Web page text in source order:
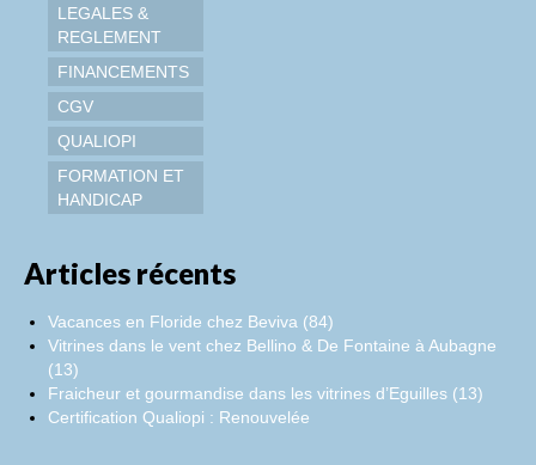
LEGALES &
REGLEMENT
FINANCEMENTS
CGV
QUALIOPI
FORMATION ET
HANDICAP
Articles récents
Vacances en Floride chez Beviva (84)
Vitrines dans le vent chez Bellino & De Fontaine à Aubagne
(13)
Fraicheur et gourmandise dans les vitrines d’Eguilles (13)
Certification Qualiopi : Renouvelée